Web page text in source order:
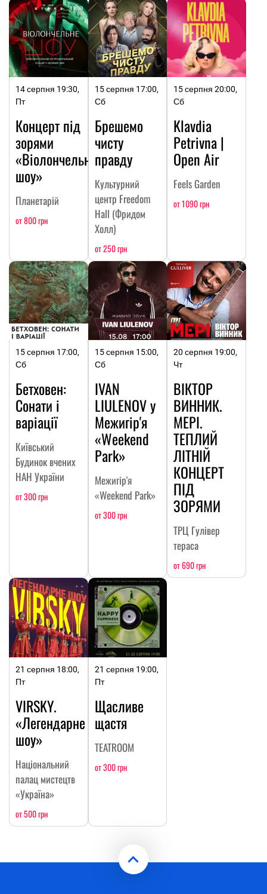
14 серпня 19:30,
Пт
Концерт під
зорями
«Віолончельне
шоу»
Планетарій
от 800 грн
15 серпня 17:00,
Сб
Брешемо
чисту
правду
Культурний
центр Freedom
Hall (Фридом
Холл)
от 250 грн
15 серпня 20:00,
Сб
Klavdia
Petrivna |
Open Air
Feels Garden
от 1090 грн
15 серпня 17:00,
Сб
Бетховен:
Сонати і
варіації
Київський
Будинок вчених
НАН України
от 300 грн
15 серпня 15:00,
Сб
IVAN
LIULENOV у
Межигір'я
«Weekend
Park»
Межигір'я
«Weekend Park»
от 300 грн
20 серпня 19:00,
Чт
ВІКТОР
ВИННИК.
МЕРІ.
ТЕПЛИЙ
ЛІТНІЙ
КОНЦЕРТ
ПІД
ЗОРЯМИ
ТРЦ Гулівер
тераса
от 690 грн
21 серпня 18:00,
Пт
VIRSKY.
«Легендарне
шоу»
Національний
палац мистецтв
«Україна»
от 500 грн
21 серпня 19:00,
Пт
Щасливе
щастя
TEATROOM
от 300 грн